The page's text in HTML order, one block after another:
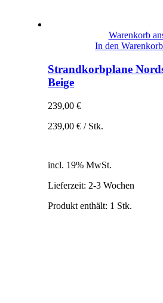
Warenkorb
In den Warenkorb
Strandkorbplane
Beige
239,00€
239,00€ / Stk.
incl. 19% MwSt.
Lieferzeit: 2-3 Wochen
Produkt enthält: 1 Stk.